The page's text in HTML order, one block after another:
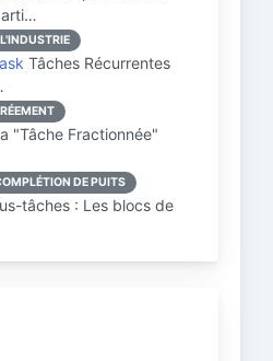
Tâches Récurrentes
"Tâche Fractionnée"
DE PUITS
tâches : Les blocs de